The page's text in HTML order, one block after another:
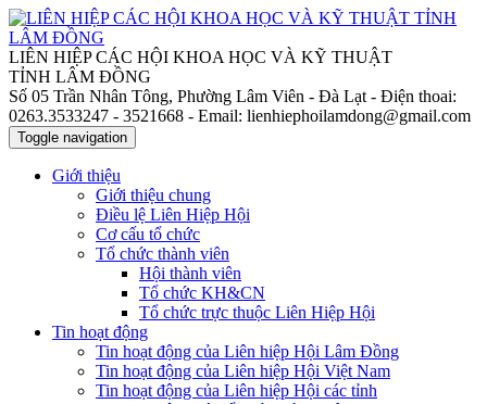
LIÊN HIỆP CÁC HỘI KHOA HỌC VÀ KỸ THUẬT
TỈNH LÂM ĐỒNG
Số 05 Trần Nhân Tông, Phường Lâm Viên - Đà Lạt - Điện thoai:
0263.3533247 - 3521668 - Email: lienhiephoilamdong@gmail.com
Toggle navigation
Giới thiệu
Giới thiệu chung
Điều lệ Liên Hiệp Hội
Cơ cấu tổ chức
Tổ chức thành viên
Hội thành viên
Tổ chức KH&CN
Tổ chức trực thuộc Liên Hiệp Hội
Tin hoạt động
Tin hoạt động của Liên hiệp Hội Lâm Đồng
Tin hoạt động của Liên hiệp Hội Việt Nam
Tin hoạt động của Liên hiệp Hội các tỉnh